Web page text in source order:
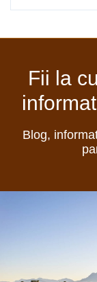
Fii la
Blog,